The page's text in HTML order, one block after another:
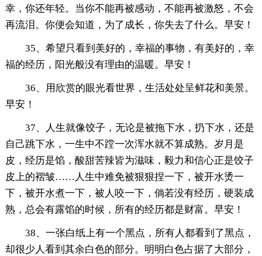
幸，你还年轻。当你不能再被感动，不能再被激怒，不会
再流泪。你便会知道，为了成长，你失去了什么。早安！
35、希望只看到美好的，幸福的事物，有美好的，幸
福的经历，阳光般没有理由的温暖。早安！
36、用欣赏的眼光看世界，生活处处呈鲜花和美景。
早安！
37、人生就像饺子，无论是被拖下水，扔下水，还是
自己跳下水，一生中不蹚一次浑水就不算成熟。岁月是
皮，经历是馅，酸甜苦辣皆为滋味，毅力和信心正是饺子
皮上的褶皱……人生中难免被狠狠捏一下，被开水烫一
下，被开水煮一下，被人咬一下，倘若没有经历，硬装成
熟，总会有露馅的时候，所有的经历都是财富。早安！
38、一张白纸上有一个黑点，所有人都看到了黑点，
却很少人看到其余白色的部分。明明白色占据了大部分，